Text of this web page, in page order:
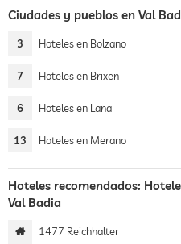
Ciudades y pueblos en Val
3 Hoteles en Bolzano
7 Hoteles en Brixen
6 Hoteles en Lana
13 Hoteles en Merano
Hoteles recomendados:
Val Badia
1477 Reichhalter